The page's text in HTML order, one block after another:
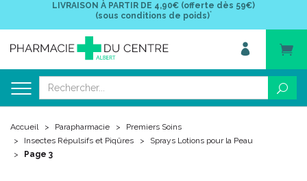
LIVRAISON À PARTIR DE 4,90€ (offerte dès 59€)
(sous conditions de poids)*
Accueil Parapharmacie
Premiers Soins
Insectes Répulsifs et Piqûres
Sprays Lotions pour la Peau
Page 3